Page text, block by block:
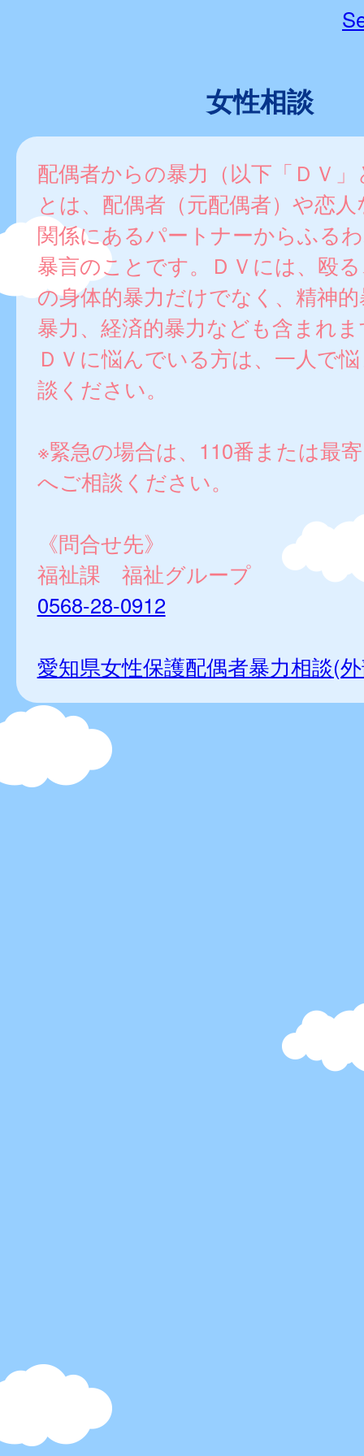
女性相談
配偶者からの暴力（以下「ＤＶ
とは、配偶者（元配偶者）や恋
関係にあるパートナーからふる
暴言のことです。ＤＶには、殴
の身体的暴力だけでなく、精神
暴力、経済的暴力なども含まれ
ＤＶに悩んでいる方は、一人で
談ください。
※緊急の場合は、110番または最
へご相談ください。
《問合せ先》
福祉課 福祉グループ
0568-28-0912
愛知県女性保護配偶者暴力相談(